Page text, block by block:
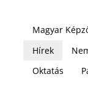
Magyar
Hírek
Oktatás